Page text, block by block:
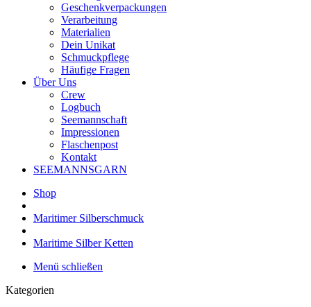
Geschenkverpackungen
Verarbeitung
Materialien
Dein Unikat
Schmuckpflege
Häufige Fragen
Über Uns
Crew
Logbuch
Seemannschaft
Impressionen
Flaschenpost
Kontakt
SEEMANNSGARN
Shop
Maritimer Silberschmuck
Maritime Silber Ketten
Menü schließen
Kategorien